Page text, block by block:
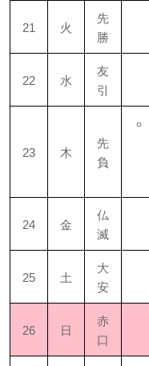
21 火
先
勝
22 水
友
引
23 木
先
負
24 金
仏
滅
25 土
大
安
26 日
赤
口